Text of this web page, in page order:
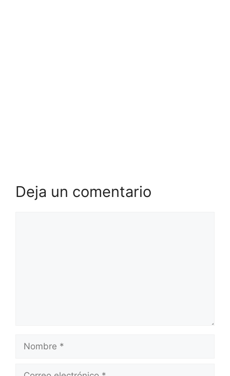
Deja un comentario